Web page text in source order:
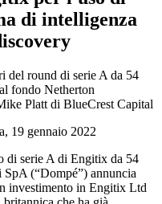
di intelligenza
del round di serie A da 54
fondo Netherton
Platt di BlueCrest Capital
19 gennaio 2022
di serie A di Engitix da 54
(“Dompé”) annuncia
investimento in Engitix Ltd